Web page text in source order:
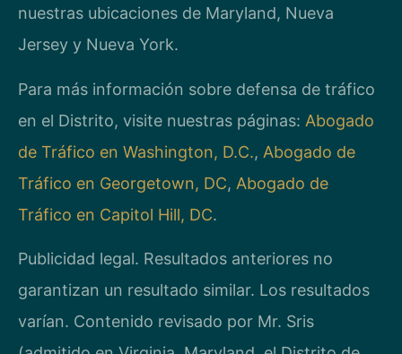
nuestras ubicaciones de Maryland, Nueva
Jersey y Nueva York.
Para más información sobre defensa de tráfico
en el Distrito, visite nuestras páginas: Abogado
de Tráfico en Washington, D.C., Abogado de
Tráfico en Georgetown, DC, Abogado de
Tráfico en Capitol Hill, DC.
Publicidad legal. Resultados anteriores no
garantizan un resultado similar. Los resultados
varían. Contenido revisado por Mr. Sris